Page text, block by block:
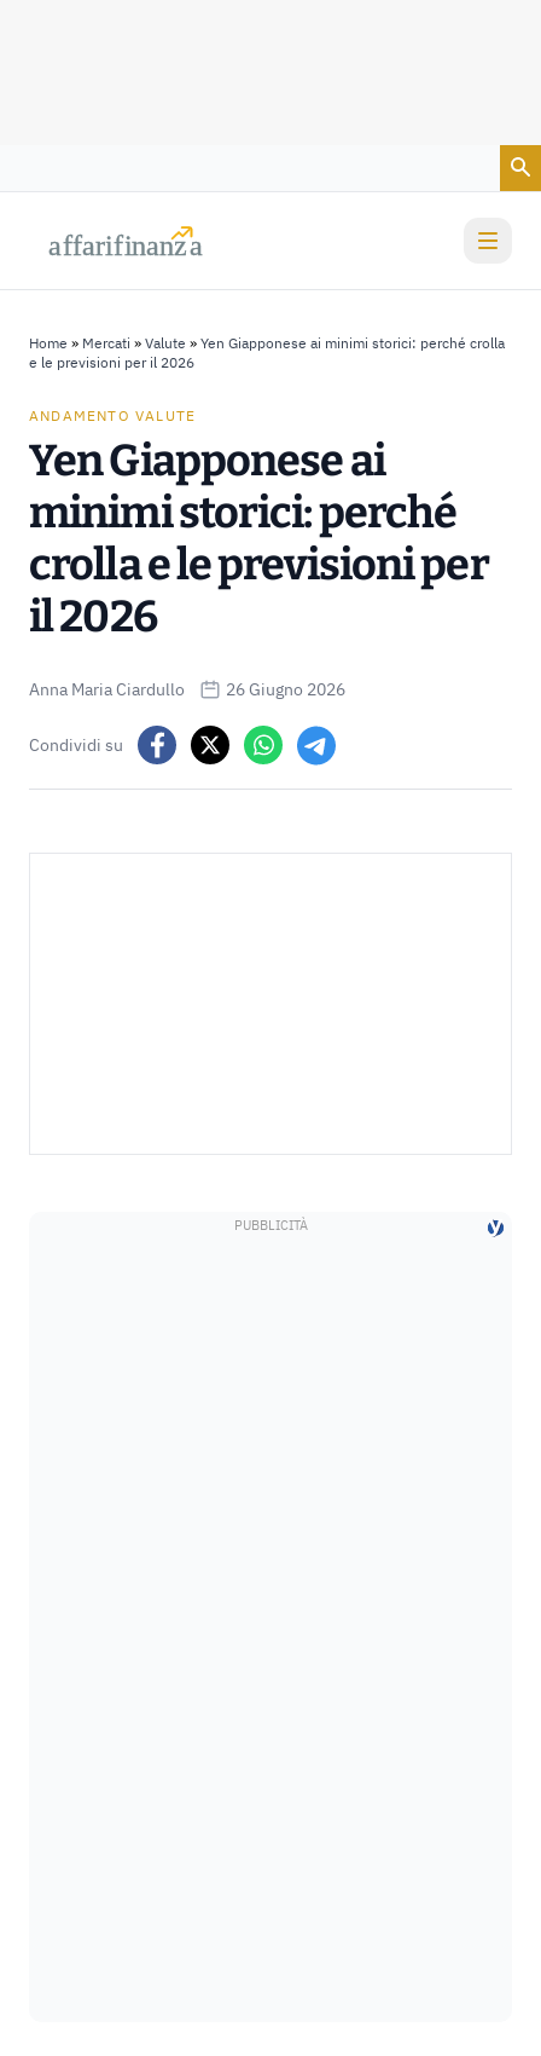
affarifinanza
affarifinanza
Home » Mercati » Valute » Yen Giapponese ai minimi storici: perché crolla
e le previsioni per il 2026
ANDAMENTO VALUTE
Yen Giapponese ai
minimi storici: perché
crolla e le previsioni per
il 2026
Anna Maria Ciardullo 26 Giugno 2026
Condividi su